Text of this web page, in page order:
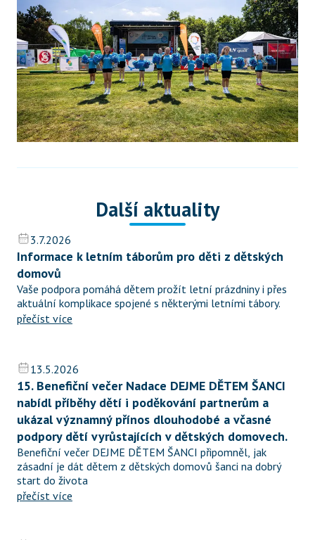
Další aktuality
3.7.2026
Informace k letním táborům pro děti z dětských
domovů
Vaše podpora pomáhá dětem prožít letní prázdniny i přes
aktuální komplikace spojené s některými letními tábory.
přečíst více
13.5.2026
15. Benefiční večer Nadace DEJME DĚTEM ŠANCI
nabídl příběhy dětí i poděkování partnerům a
ukázal významný přínos dlouhodobé a včasné
podpory dětí vyrůstajících v dětských domovech.
Benefiční večer DEJME DĚTEM ŠANCI připomněl, jak
zásadní je dát dětem z dětských domovů šanci na dobrý
start do života
přečíst více